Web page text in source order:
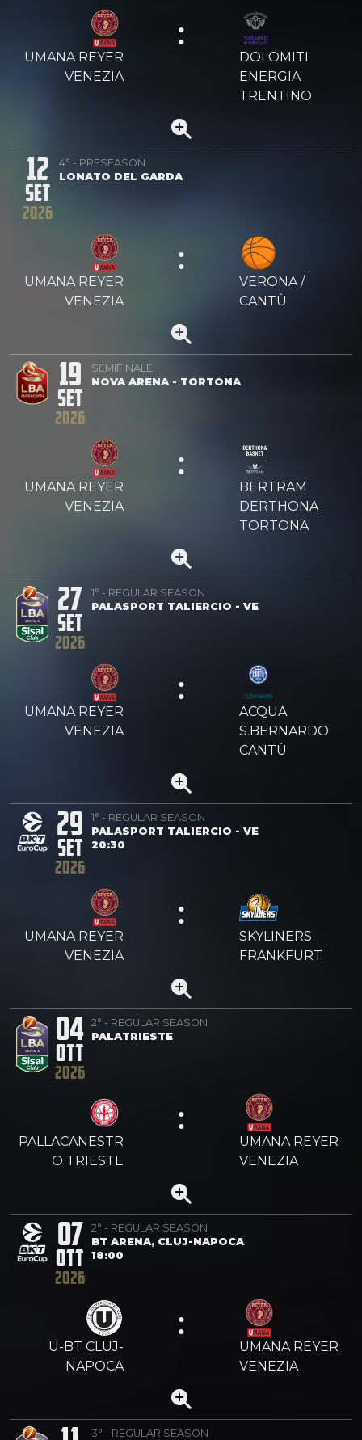
UMANA REYER
VENEZIA
:
DOLOMITI
ENERGIA
TRENTINO
12
SET
2026
4° - PRESEASON
LONATO DEL GARDA
UMANA REYER
VENEZIA
:
VERONA /
CANTÙ
19
SET
2026
SEMIFINALE
NOVA ARENA - TORTONA
UMANA REYER
VENEZIA
:
BERTRAM
DERTHONA
TORTONA
27
SET
2026
1° - REGULAR SEASON
PALASPORT TALIERCIO - VE
UMANA REYER
VENEZIA
:
ACQUA
S.BERNARDO
CANTÙ
29
SET
2026
1° - REGULAR SEASON
PALASPORT TALIERCIO - VE
20:30
UMANA REYER
VENEZIA
:
SKYLINERS
FRANKFURT
04
OTT
2026
2° - REGULAR SEASON
PALATRIESTE
PALLACANESTR
O TRIESTE
:
UMANA REYER
VENEZIA
07
OTT
2026
2° - REGULAR SEASON
BT ARENA, CLUJ-NAPOCA
18:00
U-BT CLUJ-
NAPOCA
:
UMANA REYER
VENEZIA
3° - REGULAR SEASON